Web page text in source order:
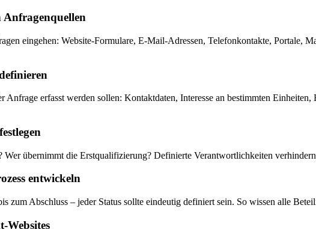
Anfragenquellen
eingehen: Website-Formulare, E-Mail-Adressen, Telefonkontakte, Portale,
Anfrage erfasst werden sollen: Kontaktdaten, Interesse an bestimmten
übernimmt die Erstqualifizierung? Definierte Verantwortlichkeiten
entwickeln
zum Abschluss – jeder Status sollte eindeutig definiert sein. So wissen alle
Websites